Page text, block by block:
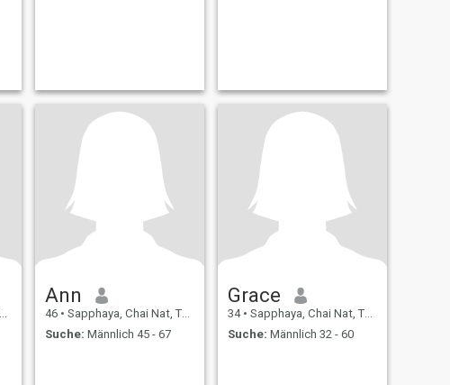
Ann
46 • Sapphaya, Chai Nat, Thailand
Suche: Männlich 45 - 67
Grace
34 • Sapphaya, Chai Nat, Thailand
Suche: Männlich 32 - 60